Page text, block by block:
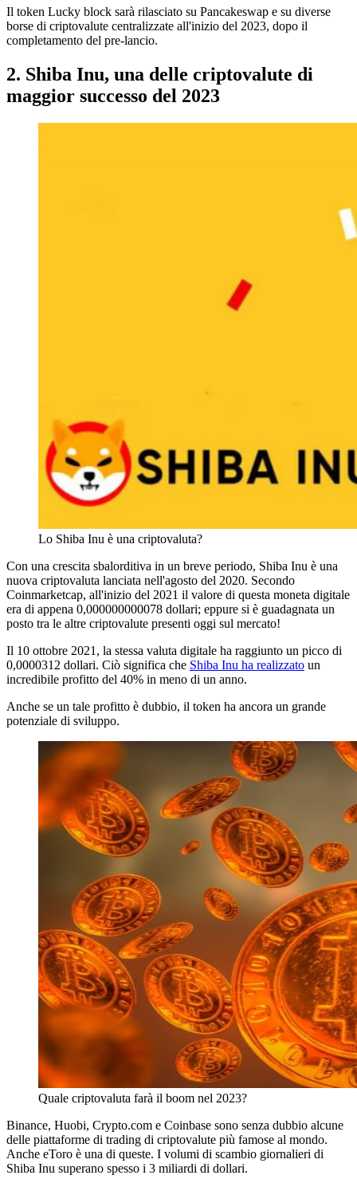
Il token Lucky block sarà rilasciato su Pancakeswap e su diverse
borse di criptovalute centralizzate all'inizio del 2023, dopo il
completamento del pre-lancio.
2. Shiba Inu, una delle criptovalute di
maggior successo del 2023
Lo Shiba Inu è una criptovaluta?
Con una crescita sbalorditiva in un breve periodo, Shiba Inu è una
nuova criptovaluta lanciata nell'agosto del 2020. Secondo
Coinmarketcap, all'inizio del 2021 il valore di questa moneta digitale
era di appena 0,000000000078 dollari; eppure si è guadagnata un
posto tra le altre criptovalute presenti oggi sul mercato!
Il 10 ottobre 2021, la stessa valuta digitale ha raggiunto un picco di
0,0000312 dollari. Ciò significa che Shiba Inu ha realizzato un
incredibile profitto del 40% in meno di un anno.
Anche se un tale profitto è dubbio, il token ha ancora un grande
potenziale di sviluppo.
Quale criptovaluta farà il boom nel 2023?
Binance, Huobi, Crypto.com e Coinbase sono senza dubbio alcune
delle piattaforme di trading di criptovalute più famose al mondo.
Anche eToro è una di queste. I volumi di scambio giornalieri di
Shiba Inu superano spesso i 3 miliardi di dollari.